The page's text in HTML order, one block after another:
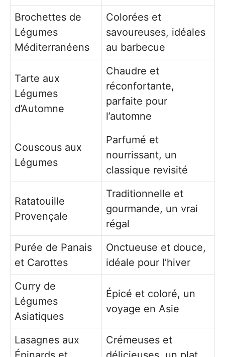
Brochettes de
Légumes
Méditerranéens
Colorées et
savoureuses, idéales
au barbecue
Tarte aux
Légumes
d’Automne
Chaudre et
réconfortante,
parfaite pour
l’automne
Couscous aux
Légumes
Parfumé et
nourrissant, un
classique revisité
Ratatouille
Provençale
Traditionnelle et
gourmande, un vrai
régal
Purée de Panais
et Carottes
Onctueuse et douce,
idéale pour l’hiver
Curry de
Légumes
Asiatiques
Épicé et coloré, un
voyage en Asie
Lasagnes aux
Crémeuses et